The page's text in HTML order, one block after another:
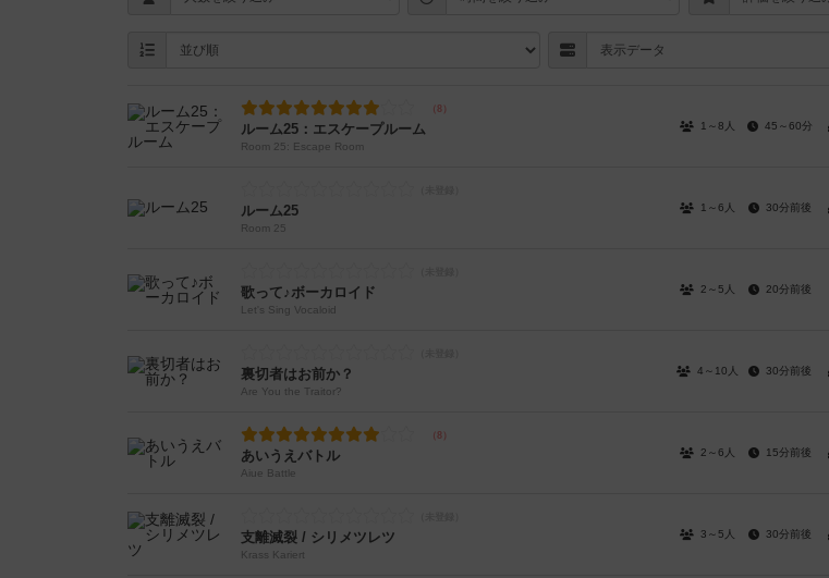
ルーム25：エスケープルーム
Room 25: Escape Room
1～8人 45～60分
ルーム25
Room 25
1～6人 30分前後
歌って♪ボーカロイド
Let's Sing Vocaloid
2～5人 20分前後
裏切者はお前か？
Are You the Traitor?
4～10人 30分前後
あいうえバトル
Aiue Battle
2～6人 15分前後
支離滅裂 / シリメツレツ
Krass Kariert
3～5人 30分前後